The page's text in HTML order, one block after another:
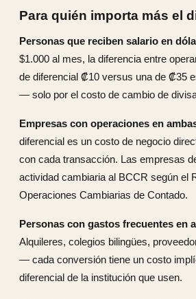
Para quién importa más el
Personas que reciben salario en
$1.000 al mes, la diferencia entre
de diferencial ₡10 versus una de ₡35
— solo por el costo de cambio de
Empresas con operaciones en
diferencial es un costo de negocio
con cada transacción. Las empresas
actividad cambiaria al BCCR según el
Operaciones Cambiarias de Contado.
Personas con gastos frecuentes en
Alquileres, colegios bilingües,
— cada conversión tiene un costo
diferencial de la institución que usen.